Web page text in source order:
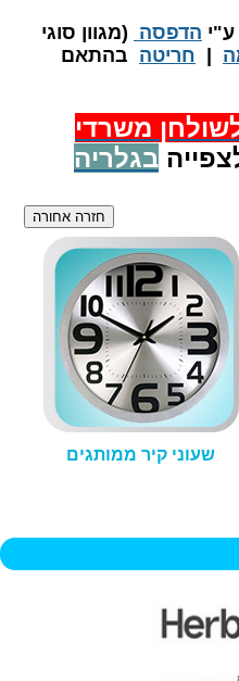
הדפסה (מגוון סוגי
חריטה בהתאם
משרדי
בגלריה
שעוני קיר ממותגים